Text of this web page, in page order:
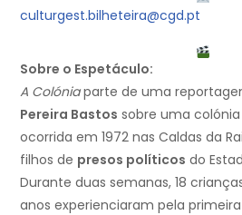
culturgest.bilheteira@cgd.pt
Sobre o Espetáculo:
A Colóniaparte de uma
Pereira Bastos sobre uma
ocorrida em 1972 nas Caldas da
filhos de presos políticos do
Durante duas semanas, 18
anos experienciaram pela